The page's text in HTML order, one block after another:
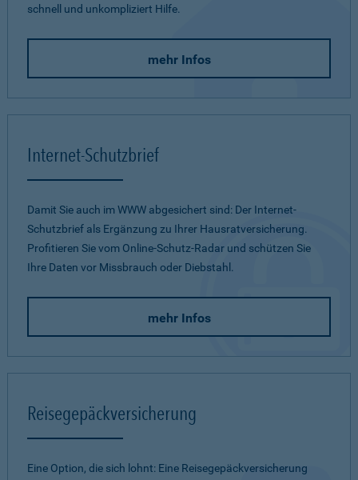
schnell und unkompliziert Hilfe.
mehr Infos
Internet-Schutzbrief
Damit Sie auch im WWW abgesichert sind: Der Internet-
Schutzbrief als Ergänzung zu Ihrer Hausratversicherung.
Profitieren Sie vom Online-Schutz-Radar und schützen Sie
Ihre Daten vor Missbrauch oder Diebstahl.
mehr Infos
Reisegepäckversicherung
Eine Option, die sich lohnt: Eine Reisegepäckversicherung